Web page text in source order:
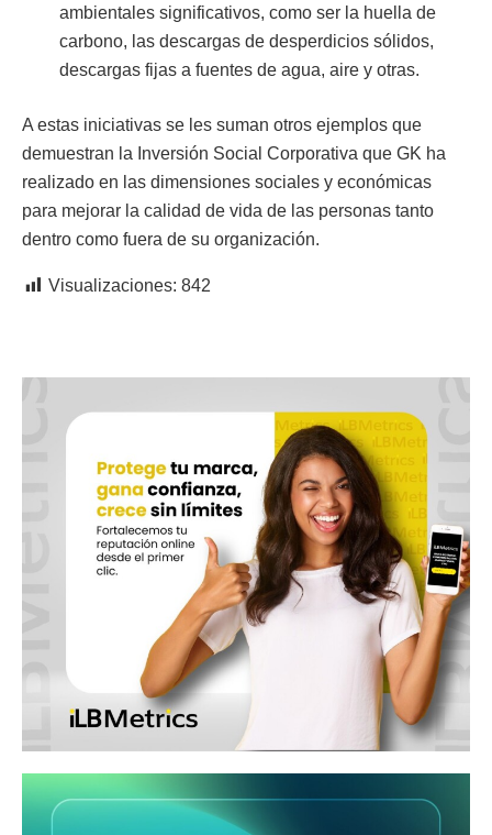
ambientales significativos, como ser la huella de
carbono, las descargas de desperdicios sólidos,
descargas fijas a fuentes de agua, aire y otras.
A estas iniciativas se les suman otros ejemplos que
demuestran la Inversión Social Corporativa que GK ha
realizado en las dimensiones sociales y económicas
para mejorar la calidad de vida de las personas tanto
dentro como fuera de su organización.
Visualizaciones: 842